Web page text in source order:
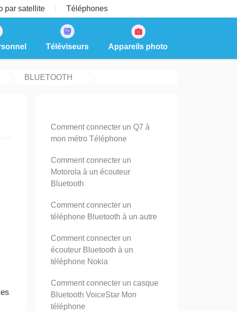
par satellite Téléphones
Téléviseurs Appareils photo
BLUETOOTH
Comment connecter un Q7 à
mon métro Téléphone
Comment connecter un
Motorola à un écouteur
Bluetooth
Comment connecter un
téléphone Bluetooth à un autre
Comment connecter un
écouteur Bluetooth à un
téléphone Nokia
Comment connecter un casque
Bluetooth VoiceStar Mon
téléphone